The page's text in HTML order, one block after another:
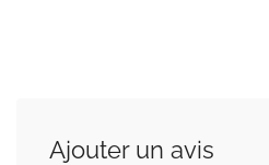
Ajouter un avis